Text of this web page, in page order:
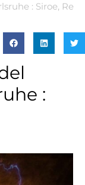
: Siroe, Re
: